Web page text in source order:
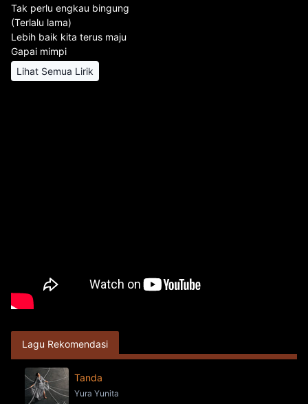
Tak perlu engkau bingung
(Terlalu lama)
Lebih baik kita terus maju
Gapai mimpi
Lihat Semua Lirik
Lagu Rekomendasi
Tanda
Yura Yunita